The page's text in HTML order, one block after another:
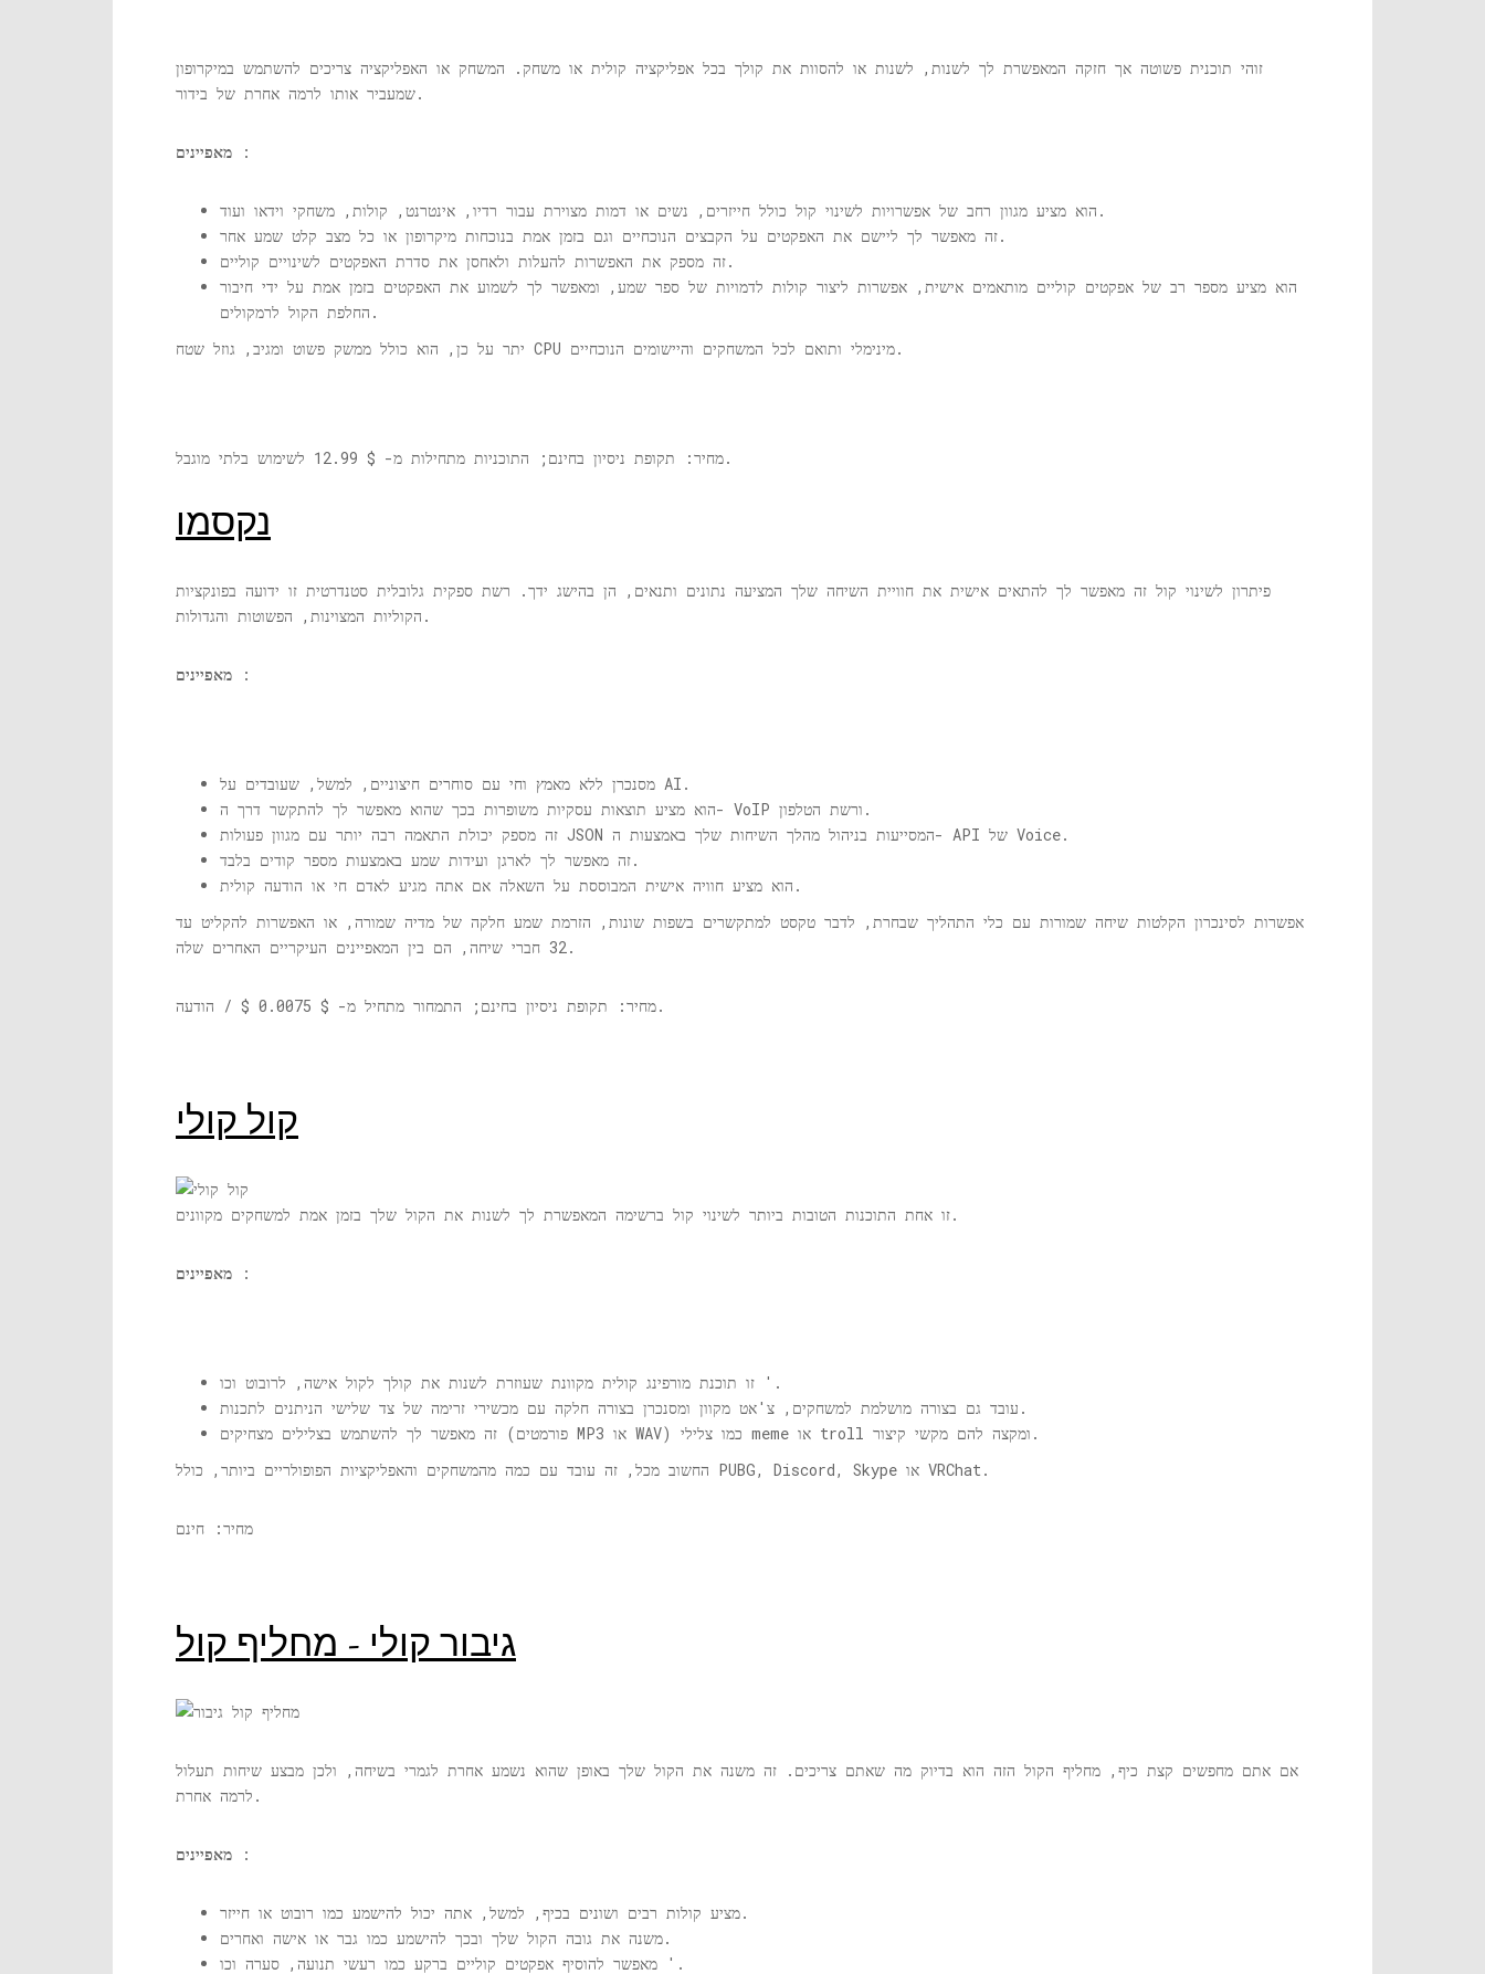
זוהי תוכנית פשוטה אך חזקה המאפשרת לך לשנות, לשנות או להסוות את קולך בכל אפליקציה קולית או משחק. המשחק או האפליקציה צריכים להשתמש במיקרופון
שמעביר אותו לרמה אחרת של בידור.
מאפיינים :
הוא מציע מגוון רחב של אפשרויות לשינוי קול כולל חייזרים, נשים או דמות מצוירת עבור רדיו, אינטרנט, קולות, משחקי וידאו ועוד.
זה מאפשר לך ליישם את האפקטים על הקבצים הנוכחיים וגם בזמן אמת בנוכחות מיקרופון או כל מצב קלט שמע אחר.
זה מספק את האפשרות להעלות ולאחסן את סדרת האפקטים לשינויים קוליים.
הוא מציע מספר רב של אפקטים קוליים מותאמים אישית, אפשרות ליצור קולות לדמויות של ספר שמע, ומאפשר לך לשמוע את האפקטים בזמן אמת על ידי חיבור
החלפת הקול לרמקולים.
יתר על כן, הוא כולל ממשק פשוט ומגיב, גוזל שטח CPU מינימלי ותואם לכל המשחקים והיישומים הנוכחיים.
מחיר: תקופת ניסיון בחינם; התוכניות מתחילות מ- $ 12.99 לשימוש בלתי מוגבל.
נקסמו
פיתרון לשינוי קול זה מאפשר לך להתאים אישית את חוויית השיחה שלך המציעה נתונים ותנאים, הן בהישג ידך. רשת ספקית גלובלית סטנדרטית זו ידועה בפונקציות
הקוליות המצוינות, הפשוטות והגדולות.
מאפיינים :
מסנכרן ללא מאמץ וחי עם סוחרים חיצוניים, למשל, שעובדים על AI.
הוא מציע תוצאות עסקיות משופרות בכך שהוא מאפשר לך להתקשר דרך ה- VoIP ורשת הטלפון.
זה מספק יכולת התאמה רבה יותר עם מגוון פעולות JSON המסייעות בניהול מהלך השיחות שלך באמצעות ה- API של Voice.
זה מאפשר לך לארגן ועידות שמע באמצעות מספר קודים בלבד.
הוא מציע חוויה אישית המבוססת על השאלה אם אתה מגיע לאדם חי או הודעה קולית.
אפשרות לסינכרון הקלטות שיחה שמורות עם כלי התהליך שבחרת, לדבר טקסט למתקשרים בשפות שונות, הזרמת שמע חלקה של מדיה שמורה, או האפשרות להקליט עד
32 חברי שיחה, הם בין המאפיינים העיקריים האחרים שלה.
מחיר: תקופת ניסיון בחינם; התמחור מתחיל מ- $ 0.0075 $ / הודעה.
קול קולי
זו אחת התוכנות הטובות ביותר לשינוי קול ברשימה המאפשרת לך לשנות את הקול שלך בזמן אמת למשחקים מקוונים.
מאפיינים :
זו תוכנת מורפינג קולית מקוונת שעוזרת לשנות את קולך לקול אישה, לרובוט וכו '.
עובד גם בצורה מושלמת למשחקים, צ'אט מקוון ומסנכרן בצורה חלקה עם מכשירי זרימה של צד שלישי הניתנים לתכנות.
זה מאפשר לך להשתמש בצלילים מצחיקים (פורמטים MP3 או WAV) כמו צלילי meme או troll ומקצה להם מקשי קיצור.
החשוב מכל, זה עובד עם כמה מהמשחקים והאפליקציות הפופולריים ביותר, כולל PUBG, Discord, Skype או VRChat.
מחיר: חינם
גיבור קולי - מחליף קול
אם אתם מחפשים קצת כיף, מחליף הקול הזה הוא בדיוק מה שאתם צריכים. זה משנה את הקול שלך באופן שהוא נשמע אחרת לגמרי בשיחה, ולכן מבצע שיחות תעלול
לרמה אחרת.
מאפיינים :
מציע קולות רבים ושונים בכיף, למשל, אתה יכול להישמע כמו רובוט או חייזר.
משנה את גובה הקול שלך ובכך להישמע כמו גבר או אישה ואחרים.
מאפשר להוסיף אפקטים קוליים ברקע כמו רעשי תנועה, סערה וכו '.